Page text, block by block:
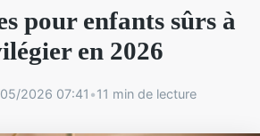
pour enfants sûrs à
en 2026
2026 07:41 •11 min de lecture